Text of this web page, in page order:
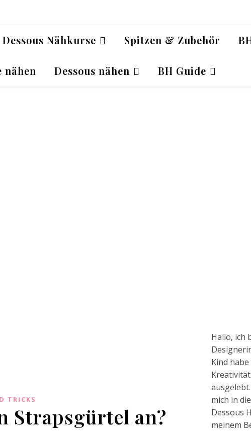
Dessous Nähkurse Spitzen & Zubehör
nähen Dessous nähen BH Guide
TRICKS
Strapsgürtel an?
Hallo, ich
Kind
mich in
Dessous
meinem